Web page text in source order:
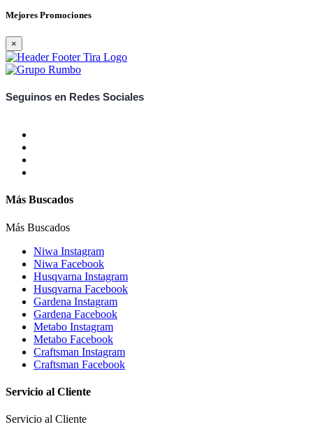
Mejores Promociones
×
Seguinos en Redes Sociales
Más Buscados
Más Buscados
Niwa Instagram
Niwa Facebook
Husqvarna Instagram
Husqvarna Facebook
Gardena Instagram
Gardena Facebook
Metabo Instagram
Metabo Facebook
Craftsman Instagram
Craftsman Facebook
Servicio al Cliente
Servicio al Cliente